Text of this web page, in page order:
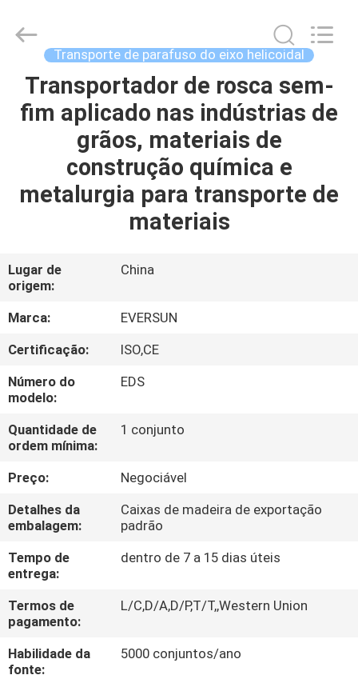
CASA
PRODUTOS
SHOW
SOBRE
NÓS
EXCURSÃO
DA
FÁBRICA
CONTROLE
DA
QUALIDADE
CONTACTE-
NOS
PEÇA
(Henan)
Reserved.
Transporte de parafuso do eixo helicoidal
Transportador de rosca sem-
fim aplicado nas indústrias de
grãos, materiais de
construção química e
metalurgia para transporte de
materiais
Lugar de
origem:
China
Marca:
EVERSUN
Certificação:
ISO,CE
Número do
modelo:
EDS
Quantidade de
ordem mínima:
1 conjunto
Preço:
Negociável
Detalhes da
embalagem:
Caixas de madeira de exportação
padrão
Tempo de
entrega:
dentro de 7 a 15 dias úteis
Termos de
pagamento:
L/C,D/A,D/P,T/T,,Western Union
Habilidade da
fonte:
5000 conjuntos/ano